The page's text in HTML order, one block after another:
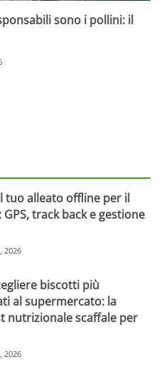
sono i pollini: il
tuo alleato offline per il
track back e gestione
2026
biscotti più
al supermercato: la
nutrizionale scaffale per
2026